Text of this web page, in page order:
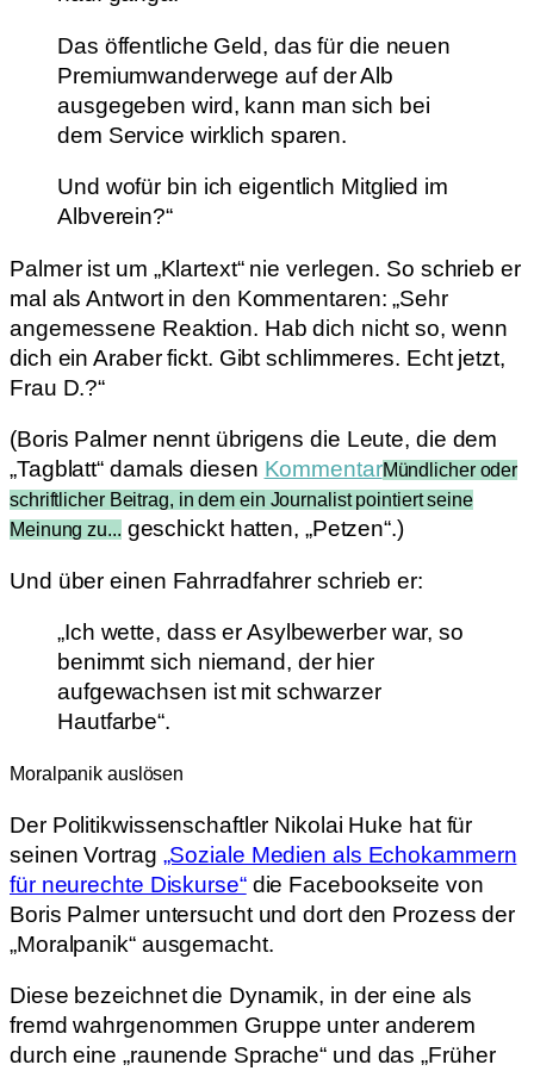
Das öffentliche Geld, das für die neuen
Premiumwanderwege auf der Alb
ausgegeben wird, kann man sich bei
dem Service wirklich sparen.
Und wofür bin ich eigentlich Mitglied im
Albverein?“
Palmer ist um „Klartext“ nie verlegen. So schrieb er
mal als Antwort in den Kommentaren: „Sehr
angemessene Reaktion. Hab dich nicht so, wenn
dich ein Araber fickt. Gibt schlimmeres. Echt jetzt,
Frau D.?“
(Boris Palmer nennt übrigens die Leute, die dem
„Tagblatt“ damals diesen KommentarMündlicher oder
schriftlicher Beitrag, in dem ein Journalist pointiert seine
Meinung zu... geschickt hatten, „Petzen“.)
Und über einen Fahrradfahrer schrieb er:
„Ich wette, dass er Asylbewerber war, so
benimmt sich niemand, der hier
aufgewachsen ist mit schwarzer
Hautfarbe“.
Moralpanik auslösen
Der Politikwissenschaftler Nikolai Huke hat für
seinen Vortrag „Soziale Medien als Echokammern
für neurechte Diskurse“die Facebookseite von
Boris Palmer untersucht und dort den Prozess der
„Moralpanik“ ausgemacht.
Diese bezeichnet die Dynamik, in der eine als
fremd wahrgenommen Gruppe unter anderem
durch eine „raunende Sprache“ und das „Früher